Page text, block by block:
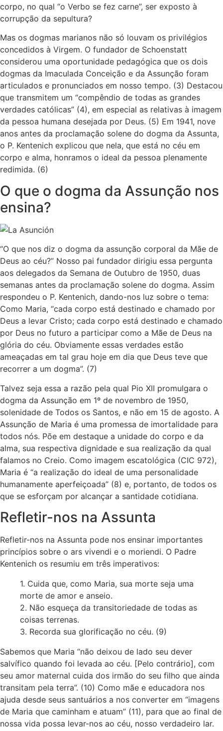
corpo, no qual “o Verbo se fez carne”, ser exposto à
corrupção da sepultura?
Mas os dogmas marianos não só louvam os privilégios
concedidos à Virgem. O fundador de Schoenstatt
considerou uma oportunidade pedagógica que os dois
dogmas da Imaculada Conceição e da Assunção foram
articulados e pronunciados em nosso tempo. (3) Destacou
que transmitem um “compêndio de todas as grandes
verdades católicas” (4), em especial as relativas à imagem
da pessoa humana desejada por Deus. (5) Em 1941, nove
anos antes da proclamação solene do dogma da Assunta,
o P. Kentenich explicou que nela, que está no céu em
corpo e alma, honramos o ideal da pessoa plenamente
redimida. (6)
O que o dogma da Assunção nos
ensina?
“O que nos diz o dogma da assunção corporal da Mãe de
Deus ao céu?” Nosso pai fundador dirigiu essa pergunta
aos delegados da Semana de Outubro de 1950, duas
semanas antes da proclamação solene do dogma. Assim
respondeu o P. Kentenich, dando-nos luz sobre o tema:
Como Maria, “cada corpo está destinado e chamado por
Deus a levar Cristo; cada corpo está destinado e chamado
por Deus no futuro a participar como a Mãe de Deus na
glória do céu. Obviamente essas verdades estão
ameaçadas em tal grau hoje em dia que Deus teve que
recorrer a um dogma”. (7)
Talvez seja essa a razão pela qual Pio XII promulgara o
dogma da Assunção em 1º de novembro de 1950,
solenidade de Todos os Santos, e não em 15 de agosto. A
Assunção de Maria é uma promessa de imortalidade para
todos nós. Põe em destaque a unidade do corpo e da
alma, sua respectiva dignidade e sua realização da qual
falamos no Creio. Como imagem escatológica (CIC 972),
Maria é “a realização do ideal de uma personalidade
humanamente aperfeiçoada” (8) e, portanto, de todos os
que se esforçam por alcançar a santidade cotidiana.
Refletir-nos na Assunta
Refletir-nos na Assunta pode nos ensinar importantes
princípios sobre o ars vivendi e o moriendi. O Padre
Kentenich os resumiu em três imperativos:
1. Cuida que, como Maria, sua morte seja uma
morte de amor e anseio.
2. Não esqueça da transitoriedade de todas as
coisas terrenas.
3. Recorda sua glorificação no céu. (9)
Sabemos que Maria “não deixou de lado seu dever
salvífico quando foi levada ao céu. [Pelo contrário], com
seu amor maternal cuida dos irmão do seu filho que ainda
transitam pela terra”. (10) Como mãe e educadora nos
ajuda desde seus santuários a nos converter em “imagens
de Maria que caminham e atuam” (11), para que ao final de
nossa vida possa levar-nos ao céu, nosso verdadeiro lar.